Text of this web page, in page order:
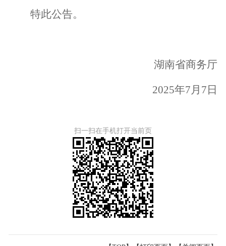
特此公告。
湖南省商务厅
2025年7月7日
扫一扫在手机打开当前页